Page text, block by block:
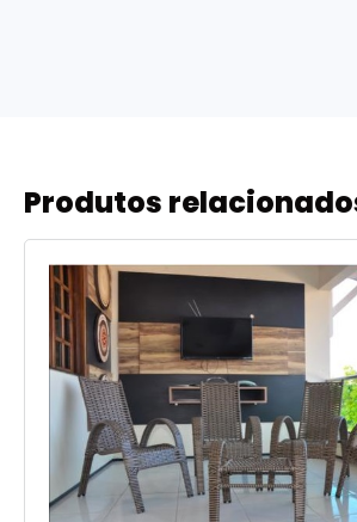
Produtos